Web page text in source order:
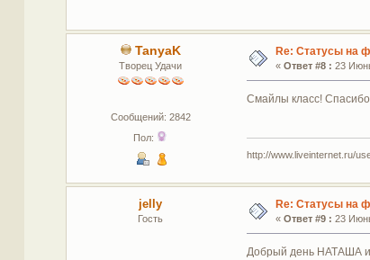
TanyaK
Творец Удачи
Сообщений: 2842
Пол:
Re: Статусы на
« Ответ #8 : 23
Смайлы класс!
http://www.liveinternet.ru/
jelly
Гость
Re: Статусы на
« Ответ #9 : 23
Добрый день НАТАША и